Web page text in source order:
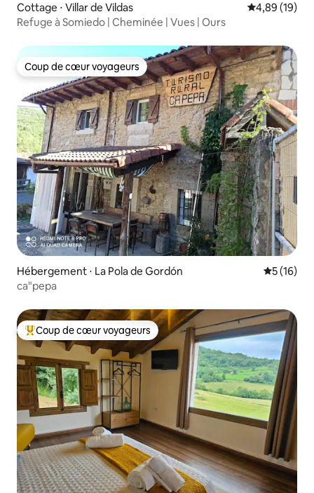
Cottage ⋅ Villar de Vildas Évaluation
4,89 (19)
Refuge à Somiedo | Cheminée | Vues | Ours
Coup de cœur voyageurs
Coup de cœur voyageurs
Hébergement ⋅ La Pola de Gordón
5 (16)
ca"pepa
Coups de cœur voyageurs les plus appréciés
Coup de cœur voyageurs